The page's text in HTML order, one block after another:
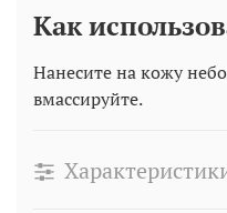
Как
Нанесите на кожу
вмассируйте.